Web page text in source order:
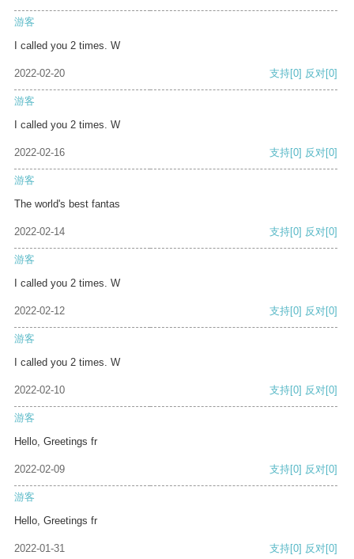
游客
I called you 2 times. W
2022-02-20 支持[0] 反对[0]
游客
I called you 2 times. W
2022-02-16 支持[0] 反对[0]
游客
The world's best fantas
2022-02-14 支持[0] 反对[0]
游客
I called you 2 times. W
2022-02-12 支持[0] 反对[0]
游客
I called you 2 times. W
2022-02-10 支持[0] 反对[0]
游客
Hello, Greetings fr
2022-02-09 支持[0] 反对[0]
游客
Hello, Greetings fr
2022-01-31 支持[0] 反对[0]